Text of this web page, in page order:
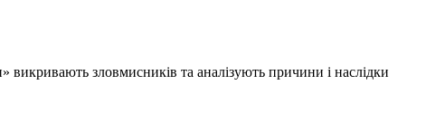
викривають зловмисників та аналізують причини і наслідки